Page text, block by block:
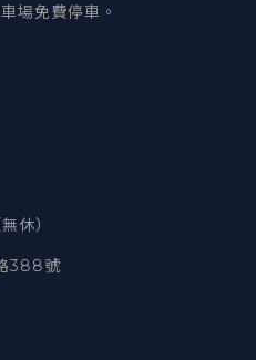
場免費停車。
休）
388號